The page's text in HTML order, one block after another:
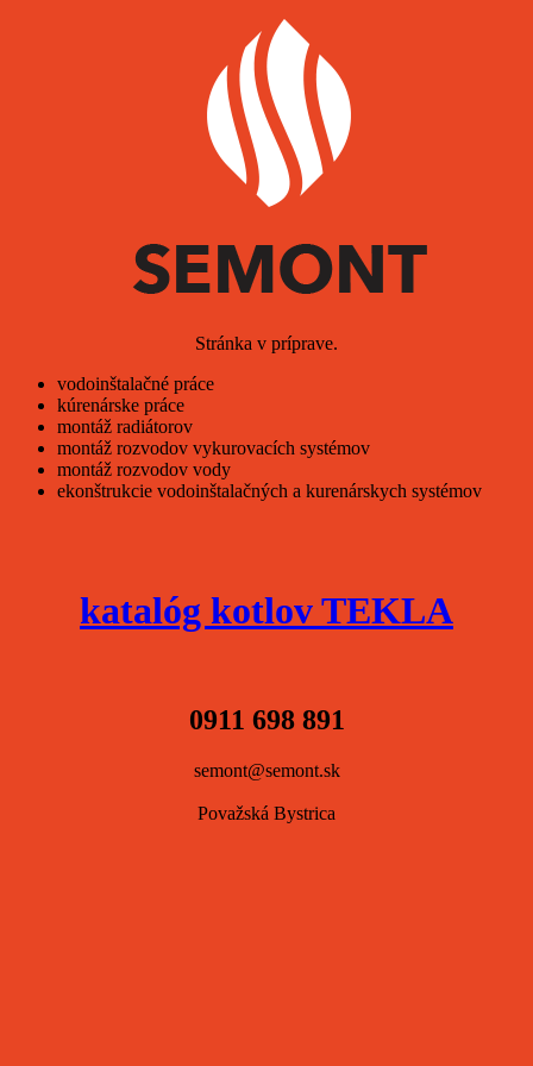
Stránka v príprave.
vodoinštalačné práce
kúrenárske práce
montáž radiátorov
montáž rozvodov vykurovacích systémov
montáž rozvodov vody
ekonštrukcie vodoinštalačných a kurenárskych systémov
katalóg kotlov TEKLA
0911 698 891
semont@semont.sk
Považská Bystrica